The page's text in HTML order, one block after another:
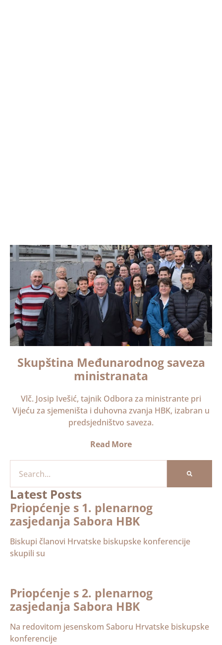
Skupština Međunarodnog saveza
ministranata
Vlč. Josip Ivešić, tajnik Odbora za ministrante pri
Vijeću za sjemeništa i duhovna zvanja HBK, izabran u
predsjedništvo saveza.
Read More
Latest Posts
Priopćenje s 1. plenarnog
zasjedanja Sabora HBK
Biskupi članovi Hrvatske biskupske konferencije
skupili su
Priopćenje s 2. plenarnog
zasjedanja Sabora HBK
Na redovitom jesenskom Saboru Hrvatske biskupske
konferencije